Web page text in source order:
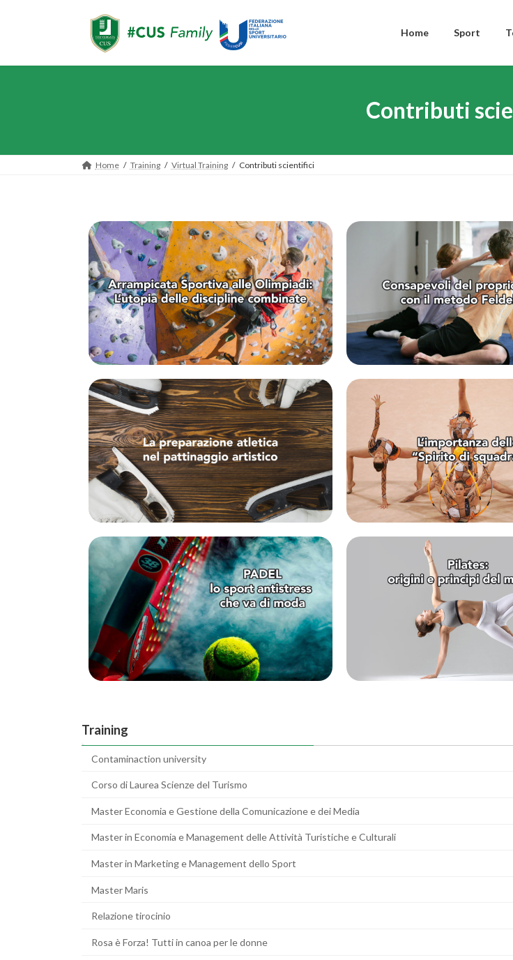
Home Sport
Contributi
Home Training Virtual Training Contributi scientifici
Training
Contaminaction university
Corso di Laurea Scienze del Turismo
Master Economia e Gestione della Comunicazione e dei Media
Master in Economia e Management delle Attività Turistiche e Culturali
Master in Marketing e Management dello Sport
Master Maris
Relazione tirocinio
Rosa è Forza! Tutti in canoa per le donne